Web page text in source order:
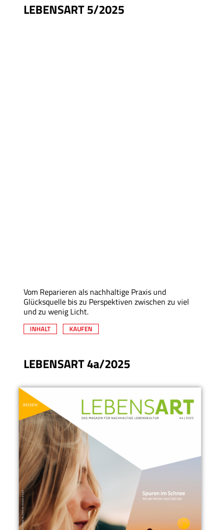
LEBENSART 5/2025
Vom Reparieren als nachhaltige Praxis und
Glücksquelle bis zu Perspektiven zwischen zu viel
und zu wenig Licht.
INHALT KAUFEN
LEBENSART 4a/2025